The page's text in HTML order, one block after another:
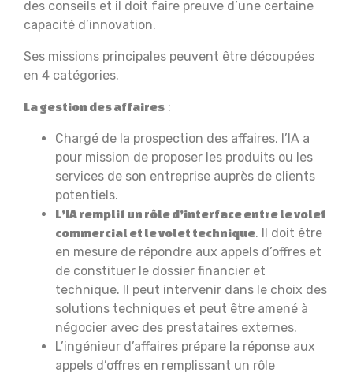
des conseils et il doit faire preuve d’une certaine
capacité d’innovation.
Ses missions principales peuvent être découpées
en 4 catégories.
La gestion des affaires :
Chargé de la prospection des affaires, l’IA a
pour mission de proposer les produits ou les
services de son entreprise auprès de clients
potentiels.
L’IA remplit un rôle d’interface entre le volet
commercial et le volet technique. Il doit être
en mesure de répondre aux appels d’offres et
de constituer le dossier financier et
technique. Il peut intervenir dans le choix des
solutions techniques et peut être amené à
négocier avec des prestataires externes.
L’ingénieur d’affaires prépare la réponse aux
appels d’offres en remplissant un rôle